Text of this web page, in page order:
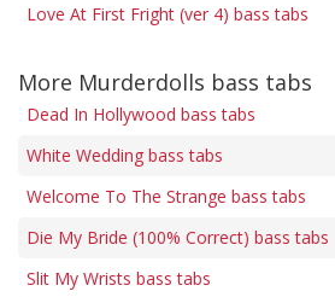
Love At First Fright (ver 4) bass tabs
More Murderdolls bass tabs
Dead In Hollywood bass tabs
White Wedding bass tabs
Welcome To The Strange bass tabs
Die My Bride (100% Correct) bass tabs
Slit My Wrists bass tabs